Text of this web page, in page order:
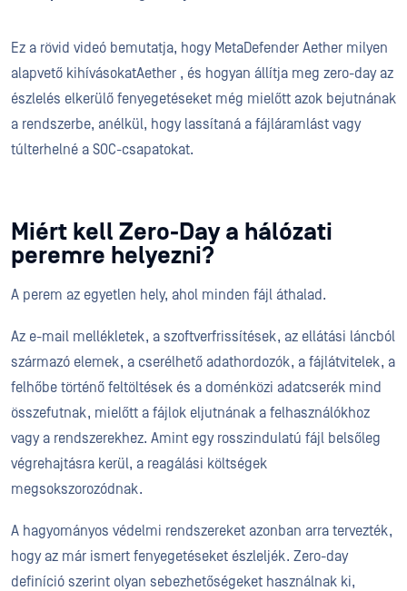
Ez a rövid videó bemutatja, hogy MetaDefender Aether milyen
alapvető kihívásokatAether , és hogyan állítja meg zero-day az
észlelés elkerülő fenyegetéseket még mielőtt azok bejutnának
a rendszerbe, anélkül, hogy lassítaná a fájláramlást vagy
túlterhelné a SOC-csapatokat.
Miért kell Zero-Day a hálózati
peremre helyezni?
A perem az egyetlen hely, ahol minden fájl áthalad.
Az e-mail mellékletek, a szoftverfrissítések, az ellátási láncból
származó elemek, a cserélhető adathordozók, a fájlátvitelek, a
felhőbe történő feltöltések és a doménközi adatcserék mind
összefutnak, mielőtt a fájlok eljutnának a felhasználókhoz
vagy a rendszerekhez. Amint egy rosszindulatú fájl belsőleg
végrehajtásra kerül, a reagálási költségek
megsokszorozódnak.
A hagyományos védelmi rendszereket azonban arra tervezték,
hogy az már ismert fenyegetéseket észleljék. Zero-day
definíció szerint olyan sebezhetőségeket használnak ki,